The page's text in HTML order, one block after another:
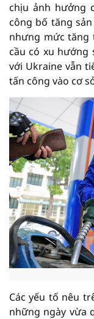
chịu ảnh hưởng
công bố tăng
nhưng mức tăng
cầu có xu hướng
với Ukraine vẫn
tấn công vào cơ
Các yếu tố nêu
những ngày vừa